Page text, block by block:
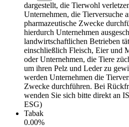
dargestellt, die Tierwohl
Unternehmen, die Tierversuche
pharmazeutische Zwecke
hierdurch Unternehmen
landwirtschaftlichen Betrieben
einschließlich Fleisch, Eier und
oder Unternehmen, die Tiere
um ihren Pelz und Leder zu
werden Unternehmen die
Zwecke durchführen. Bei
wenden Sie sich bitte direkt an
ESG)
Tabak
0.00%